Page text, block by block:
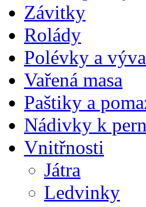
Závitky
Rolády
Polévky a
Vařená masa
Paštiky a
Nádivky k
Vnitřnosti
Játra
Ledvinky